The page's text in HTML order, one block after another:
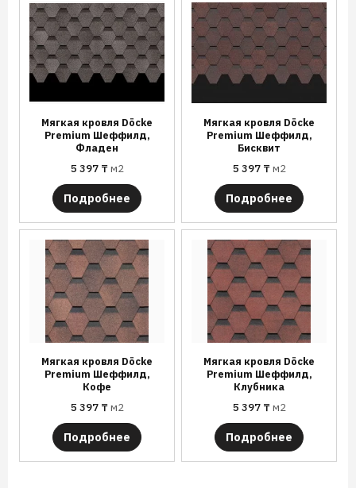
Мягкая кровля Döcke
Premium Шеффилд,
Фладен
5 397 ₸м2
Подробнее
Мягкая кровля Döcke
Premium Шеффилд,
Бисквит
5 397 ₸м2
Подробнее
Мягкая кровля Döcke
Premium Шеффилд,
Кофе
5 397 ₸м2
Подробнее
Мягкая кровля Döcke
Premium Шеффилд,
Клубника
5 397 ₸м2
Подробнее